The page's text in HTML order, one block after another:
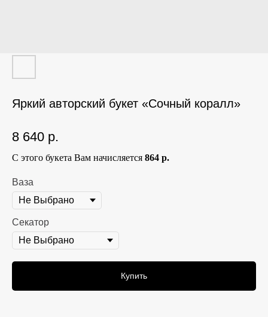
Яркий авторский букет «Сочный коралл»
8 640 р.
С этого букета Вам начисляется 864 р.
Ваза
Секатор
Купить